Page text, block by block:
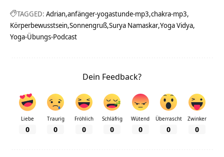
TAGGED: Adrian anfänger-yogastunde-mp3 chakra-mp3
Körperbewusstsein Sonnengruß Surya Namaskar Yoga Vidya
Yoga-Übungs-Podcast
Dein Feedback?
Liebe
0
Traurig
0
Fröhlich
0
Schläfrig
0
Wütend
0
Überrascht
0
Zwinker
0